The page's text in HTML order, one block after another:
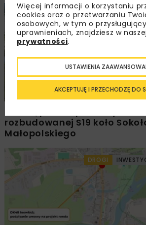
DROGI MOSTY
rozbudowanej S19 koło
Małopolskiego
DROGI
Więcej informacji o korzystaniu
cookies oraz o przetwarzaniu
osobowych, w tym o
uprawnieniach, znajdziesz w naszej
prywatności.
AKCEPTUJĘ I PRZECHODZĘ DO
USTAWIENIA